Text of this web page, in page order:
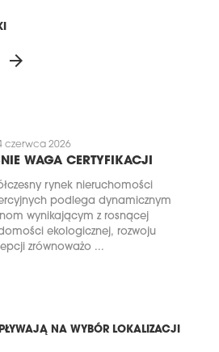
arrow_forward
czerwca 2026
WAGA CERTYFIKACJI
rynek nieruchomości
podlega dynamicznym
wynikającym z rosnącej
ekologicznej, rozwoju
zrównoważo ...
NA WYBÓR LOKALIZACJI